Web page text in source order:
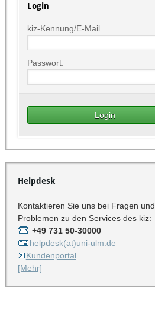
Login
kiz-Kennung/E-Mail
Passwort:
Helpdesk
Kontaktieren Sie uns bei Fragen und
Problemen zu den Services des kiz:
+49 731 50-30000
helpdesk(at)uni-ulm.de
Kundenportal
[Mehr]